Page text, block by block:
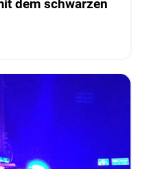
dem schwarzen